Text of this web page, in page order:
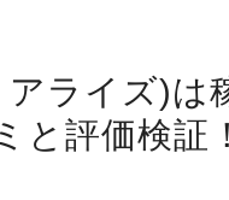
ライズ)は
と評価検証！